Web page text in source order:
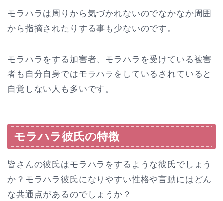
モラハラは周りから気づかれないのでなかなか周囲
から指摘されたりする事も少ないのです。
モラハラをする加害者、モラハラを受けている被害
者も自分自身ではモラハラをしているされていると
自覚しない人も多いです。
モラハラ彼氏の特徴
皆さんの彼氏はモラハラをするような彼氏でしょう
か？モラハラ彼氏になりやすい性格や言動にはどん
な共通点があるのでしょうか？